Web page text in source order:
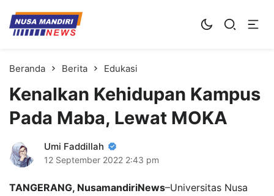
Kampus Digital Bisnis
Universitas Nusa Mandiri
Beranda Berita Edukasi
Kenalkan Kehidupan Kampus
Pada Maba, Lewat MOKA
Umi Faddillah
12 September 2022 2:43 pm
TANGERANG, NusamandiriNews–Universitas Nusa